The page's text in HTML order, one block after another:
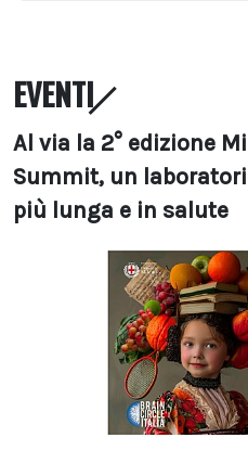
EVENTI
Al via la 2° edizione
Summit, un
più lunga e in salute